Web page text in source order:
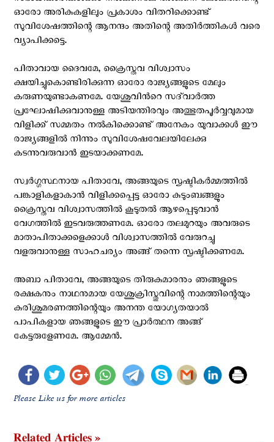
ഓരോ അരികുകളിലും പ്രകാശം വിതറിക്കൊണ്ട്
സുവിശേഷത്തിന്റെ ആനന്ദം അതിന്റെ അതിർത്തികൾ വരെ
വ്യാപിക്കട്ടെ.
പിതാവായ ദൈവമേ, ക്രൈസ്തവ വിശ്വാസം
ക്ഷയിച്ചുകൊണ്ടിരിക്കുന്ന ഓരോ രാജ്യങ്ങളുടെ മേലും
കരുണയുണ്ടാകണമേ. യേശുവിന്‍റെ സദ്‌വാര്‍ത്ത
പ്രഘോഷിക്കുവാനുള്ള അടിയന്തിരവും അത്ഭുതപൂര്‍വ്വവുമായ
വിളിക്ക് സമ്മതം നല്‍കിക്കൊണ്ട് അനേകം യുവാക്കൾ ഈ
രാജ്യങ്ങളിൽ നിന്നും സുവിശേഷവേലയിലേക്കു
കടന്നുവരുവാൻ ഇടയാക്കണമേ.
സ്വർഗ്ഗസ്ഥനായ പിതാവേ, അങ്ങയുടെ സൃഷ്ടികർമ്മത്തിൽ
പങ്കാളികളാകാൻ വിളിക്കപ്പെട്ട ഓരോ കുടുംബങ്ങളും
ക്രൈസ്തവ വിശ്വാസത്തിൽ കൂടുതൽ ആഴപ്പെടുവാൻ
വേഗത്തിൽ ഇടവരുത്തണമേ. ഓരോ തലമുറയും അവരുടെ
മാതാപിതാക്കളെക്കാൾ വിശ്വാസത്തിൽ വേരുറച്ചു
വളരുവാനുള്ള സാഹചര്യം അങ്ങ് തന്നെ സൃഷ്ടിക്കണമേ.
അബാ പിതാവേ, അങ്ങയുടെ തിരുകുമാരനും ഞങ്ങളുടെ
രക്ഷകനും നാഥനുമായ യേശുക്രിസ്തുവിന്റെ നാമത്തിന്റെയും
കുരിശുമരണത്തിന്റെയും അനന്ത യോഗ്യതയാൽ
പാപികളായ ഞങ്ങളുടെ ഈ പ്രാർത്ഥന അങ്ങ്
കേട്ടരുളേണമേ. ആമ്മേൻ.
Please Like us for more articles
Related Articles »